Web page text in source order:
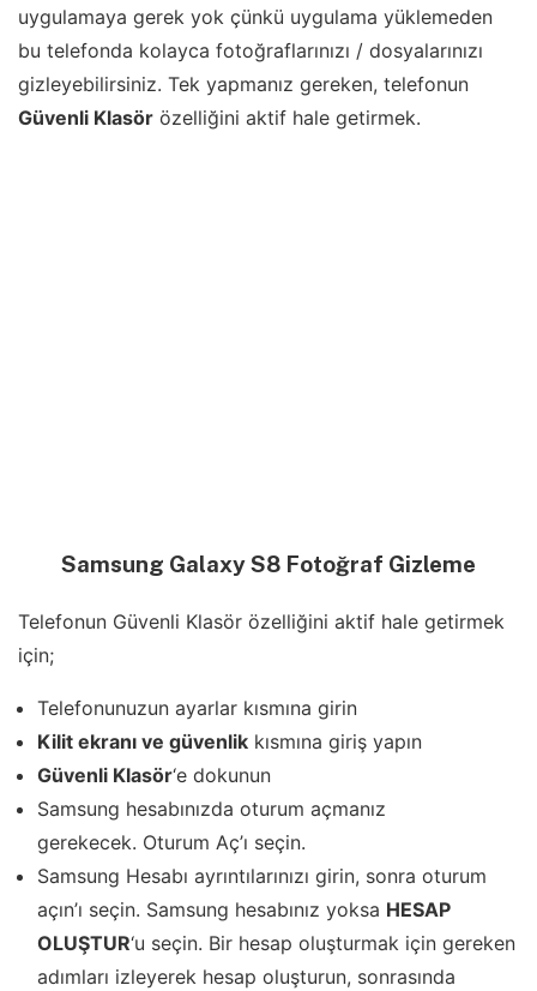
uygulamaya gerek yok çünkü uygulama yüklemeden
bu telefonda kolayca fotoğraflarınızı / dosyalarınızı
gizleyebilirsiniz. Tek yapmanız gereken, telefonun
Güvenli Klasör özelliğini aktif hale getirmek.
Samsung Galaxy S8 Fotoğraf Gizleme
Telefonun Güvenli Klasör özelliğini aktif hale getirmek
için;
Telefonunuzun ayarlar kısmına girin
Kilit ekranı ve güvenlik kısmına giriş yapın
Güvenli Klasör‘e dokunun
Samsung hesabınızda oturum açmanız
gerekecek. Oturum Aç’ı seçin.
Samsung Hesabı ayrıntılarınızı girin, sonra oturum
açın’ı seçin. Samsung hesabınız yoksa HESAP
OLUŞTUR‘u seçin. Bir hesap oluşturmak için gereken
adımları izleyerek hesap oluşturun, sonrasında